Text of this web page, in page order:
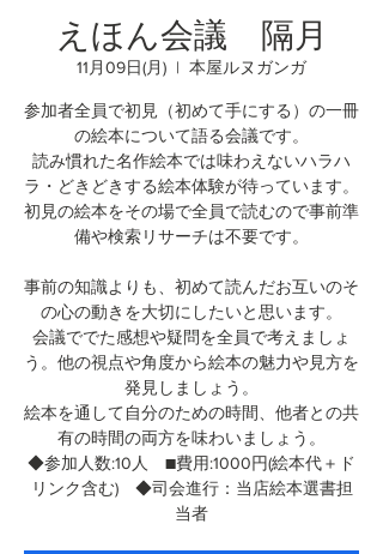
えほん会議 隔月
11月09日(月)
  |
本屋ルヌガンガ
参加者全員で初見（初めて手にする）の一冊
の絵本について語る会議です。
読み慣れた名作絵本では味わえないハラハ
ラ・どきどきする絵本体験が待っています。
初見の絵本をその場で全員で読むので事前準
備や検索リサーチは不要です。
事前の知識よりも、初めて読んだお互いのそ
の心の動きを大切にしたいと思います。
会議ででた感想や疑問を全員で考えましょ
う。他の視点や角度から絵本の魅力や見方を
発見しましょう。
絵本を通して自分のための時間、他者との共
有の時間の両方を味わいましょう。
◆参加人数:10人 ■費用:1000円(絵本代＋ド
リンク含む) ◆司会進行：当店絵本選書担
当者